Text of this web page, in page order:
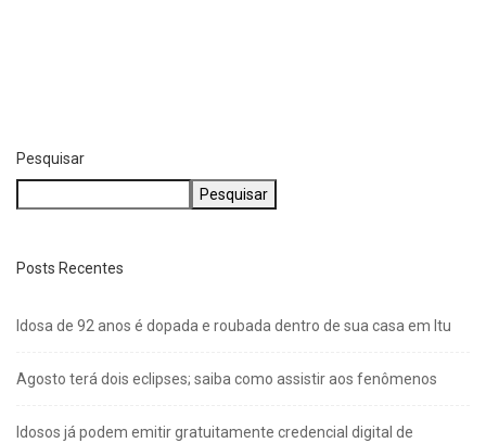
Pesquisar
Pesquisar
Posts Recentes
Idosa de 92 anos é dopada e roubada dentro de sua casa em Itu
Agosto terá dois eclipses; saiba como assistir aos fenômenos
Idosos já podem emitir gratuitamente credencial digital de